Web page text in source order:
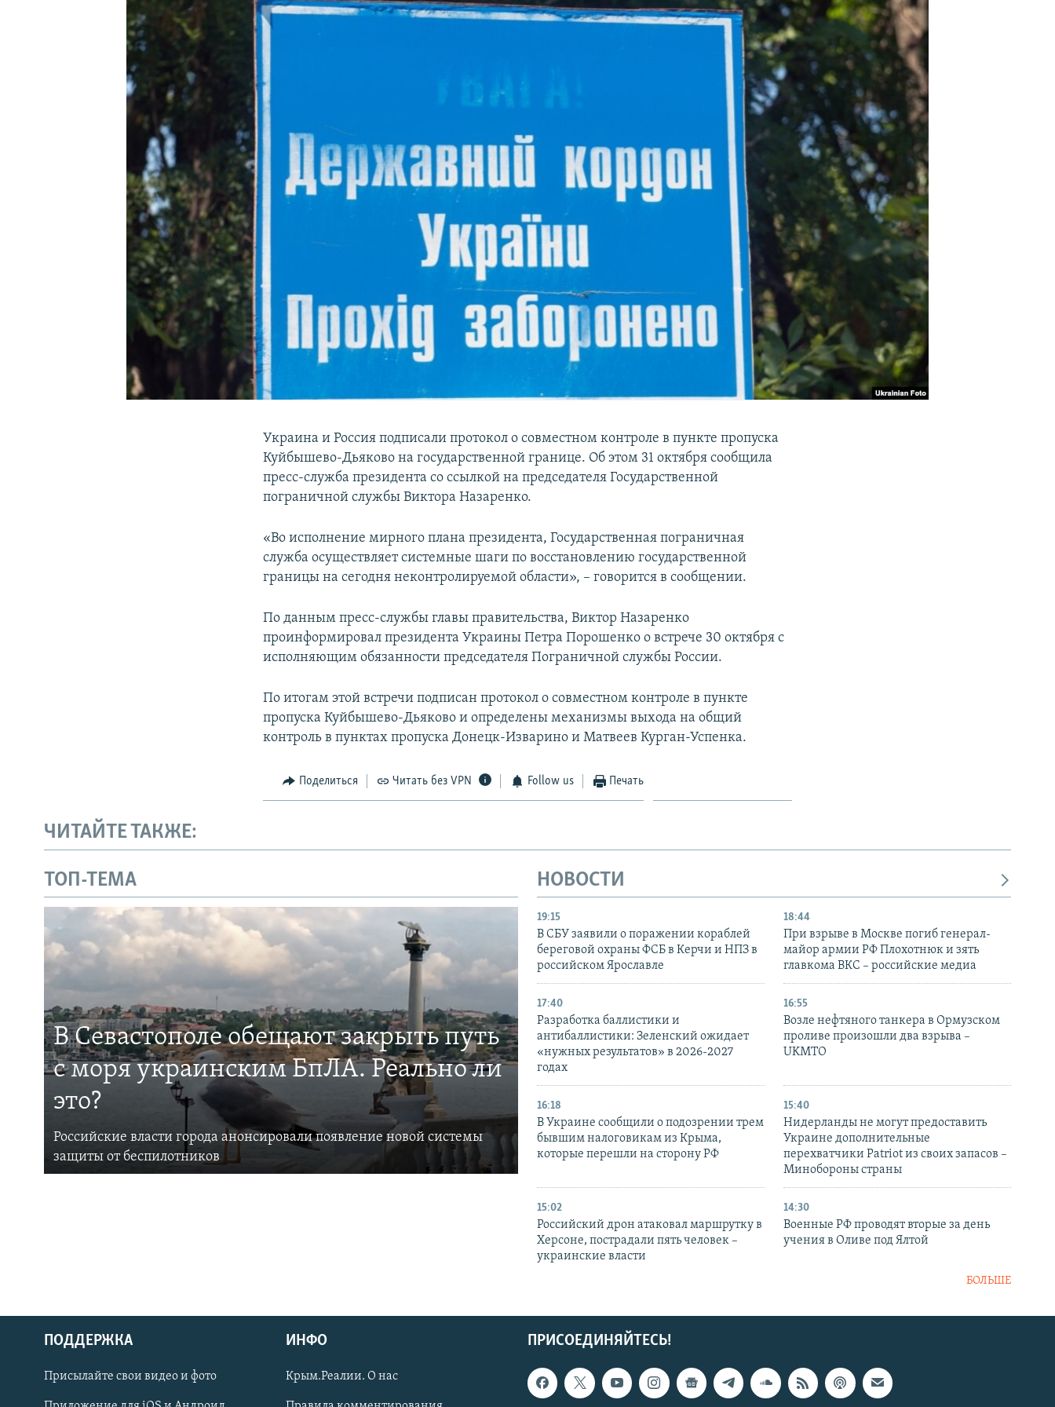
КРЫМ.НЕПОКОРЕННЫЙ
УКРАИНСКАЯ ПРОБЛЕМА КРЫМА
Українською
Qırımtatar
Украина и Россия подписали протокол о совместном контроле в пункте пропуска
Куйбышево-Дьяково на государственной границе. Об этом 31 октября сообщила
пресс-служба президента со ссылкой на председателя Государственной
пограничной службы Виктора Назаренко.
«Во исполнение мирного плана президента, Государственная пограничная
служба осуществляет системные шаги по восстановлению государственной
границы на сегодня неконтролируемой области», – говорится в сообщении.
По данным пресс-службы главы правительства, Виктор Назаренко
проинформировал президента Украины Петра Порошенко о встрече 30 октября с
исполняющим обязанности председателя Пограничной службы России.
По итогам этой встречи подписан протокол о совместном контроле в пункте
пропуска Куйбышево-Дьяково и определены механизмы выхода на общий
контроль в пунктах пропуска Донецк-Изварино и Матвеев Курган-Успенка.
Поделиться Читать без VPN Follow us Печать
ЧИТАЙТЕ ТАКЖЕ:
ТОП-ТЕМА
В Севастополе обещают закрыть путь
с моря украинским БпЛА. Реально ли
это?
Российские власти города анонсировали появление новой системы
защиты от беспилотников
НОВОСТИ
19:15
В СБУ заявили о поражении кораблей
береговой охраны ФСБ в Керчи и НПЗ в
российском Ярославле
18:44
При взрыве в Москве погиб генерал-
майор армии РФ Плохотнюк и зять
главкома ВКС – российские медиа
17:40
Разработка баллистики и
антибаллистики: Зеленский ожидает
«нужных результатов» в 2026-2027
годах
16:55
Возле нефтяного танкера в Ормузском
проливе произошли два взрыва –
UKMTO
16:18
В Украине сообщили о подозрении трем
бывшим налоговикам из Крыма,
которые перешли на сторону РФ
15:40
Нидерланды не могут предоставить
Украине дополнительные
перехватчики Patriot из своих запасов –
Минобороны страны
15:02
Российский дрон атаковал маршрутку в
Херсоне, пострадали пять человек –
украинские власти
14:30
Военные РФ проводят вторые за день
учения в Оливе под Ялтой
БОЛЬШЕ
ПРИСОЕДИНЯЙТЕСЬ!
ПОДДЕРЖКА
Присылайте свои видео и фото
ИНФО
Крым.Реалии. О нас